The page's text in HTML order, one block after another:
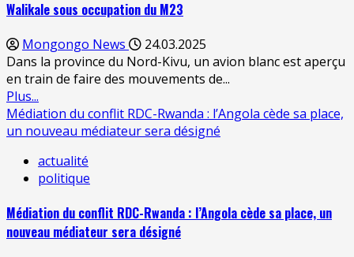
Walikale sous occupation du M23
Mongongo News
24.03.2025
Dans la province du Nord-Kivu, un avion blanc est aperçu
en train de faire des mouvements de...
Plus...
Médiation du conflit RDC-Rwanda : l’Angola cède sa place,
un nouveau médiateur sera désigné
actualité
politique
Médiation du conflit RDC-Rwanda : l’Angola cède sa place, un
nouveau médiateur sera désigné